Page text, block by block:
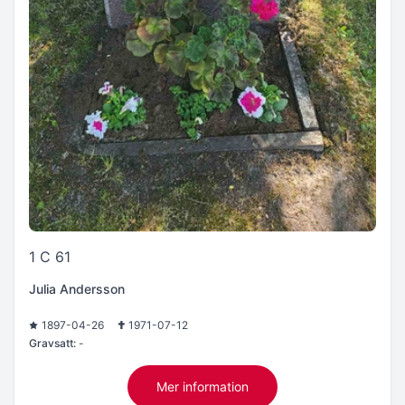
1 C 61
Julia Andersson
1897-04-26
1971-07-12
Gravsatt: -
Mer information